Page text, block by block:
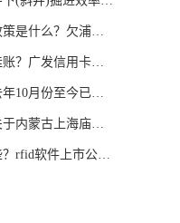
？欠浦发21万协商
信用卡停息挂账申
至今已审查审批煤
上海庙矿区长城二
件上市公司有哪些？